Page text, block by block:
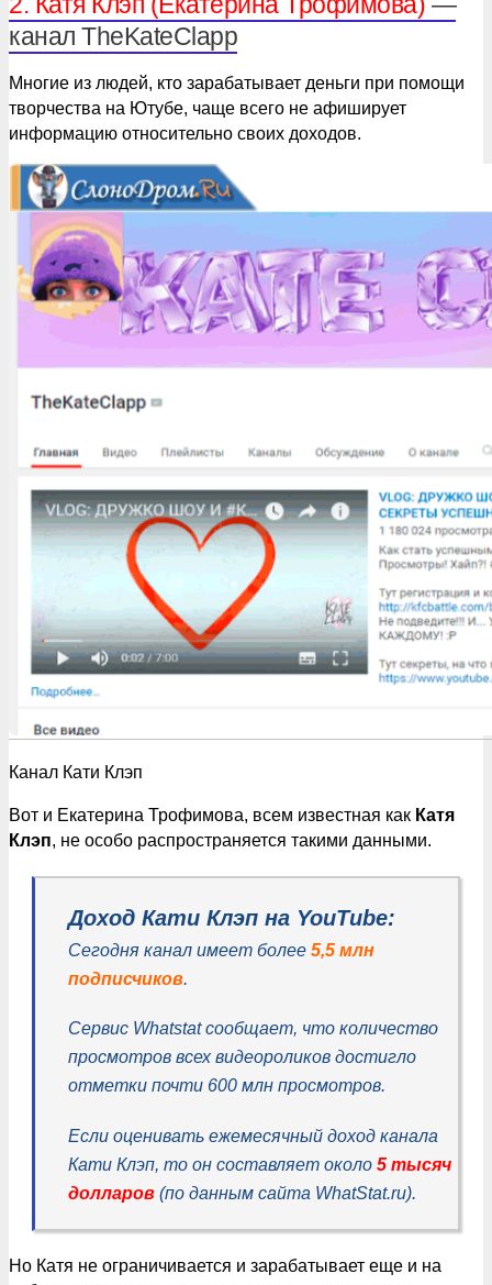
канал TheKateClapp
Многие из людей, кто зарабатывает деньги при помощи
творчества на Ютубе, чаще всего не афиширует
информацию относительно своих доходов.
Канал Кати Клэп
Вот и Екатерина Трофимова, всем известная как Катя
Клэп, не особо распространяется такими данными.
Доход Кати Клэп на YouTube:
Сегодня канал имеет более 5,5 млн
подписчиков.
Сервис Whatstat сообщает, что количество
просмотров всех видеороликов достигло
отметки почти 600 млн просмотров.
Если оценивать ежемесячный доход канала
Кати Клэп, то он составляет около 5 тысяч
долларов (по данным сайта WhatStat.ru).
Но Катя не ограничивается и зарабатывает еще и на